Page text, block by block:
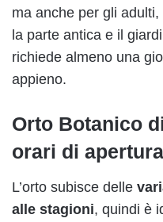
ma anche per gli
la parte antica e il
richiede almeno una
appieno.
Orto Botanico
orari di apertura
L’orto subisce delle
alle stagioni, quindi è